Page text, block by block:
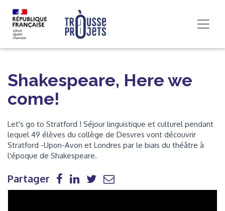
Shakespeare, Here we
come!
Let's go to Stratford ! Séjour linguistique et culturel pendant
lequel 49 élèves du collège de Desvres vont découvrir
Stratford -Upon-Avon et Londres par le biais du théâtre à
l'époque de Shakespeare.
Partager